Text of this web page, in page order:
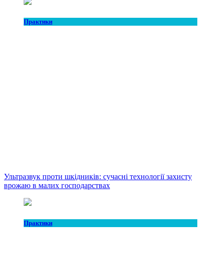
Практики
Ультразвук проти шкідників: сучасні технології захисту
врожаю в малих господарствах
Практики